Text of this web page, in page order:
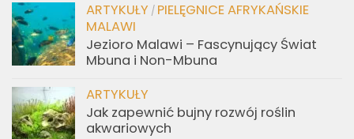
ARTYKUŁY / PIELĘGNICE AFRYKAŃSKIE
MALAWI
Jezioro Malawi – Fascynujący Świat
Mbuna i Non-Mbuna
ARTYKUŁY
Jak zapewnić bujny rozwój roślin
akwariowych